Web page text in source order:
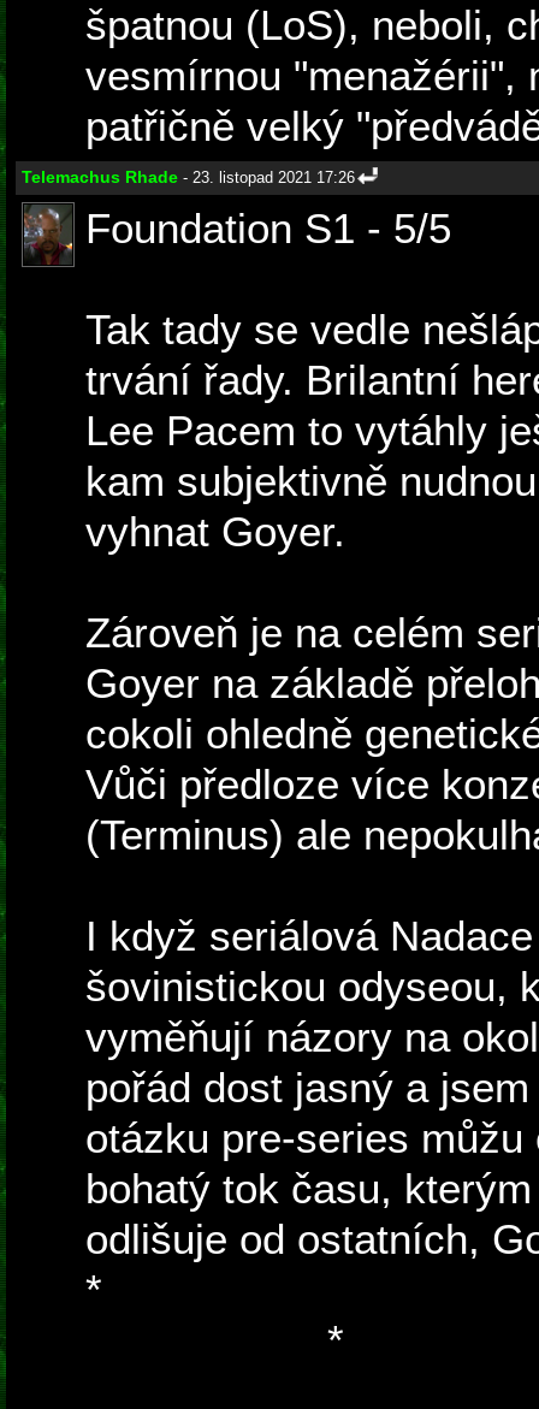
špatnou (LoS), neboli,
vesmírnou "menažérii",
patřičně velký
Telemachus Rhade - 23. listopad 2021 17:26
Foundation S1 - 5/5
Tak tady se vedle
trvání řady. Brilantní
Lee Pacem to vytáhly
kam subjektivně
vyhnat Goyer.
Zároveň je na celém
Goyer na základě
cokoli ohledně
Vůči předloze více
(Terminus) ale
I když seriálová
šovinistickou odyseou,
vyměňují názory na
pořád dost jasný a
otázku pre-series můžu
bohatý tok času,
odlišuje od ostatních,
*
*